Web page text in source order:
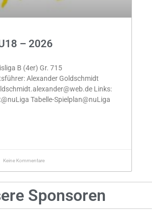
– 2026
B (4er) Gr. 715
Alexander Goldschmidt
Links:
Tabelle-Spielplan@nuLiga
Keine Kommentare
Sponsoren